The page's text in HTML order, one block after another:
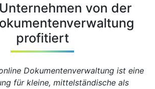
von der
profitiert
Dokumentenverwaltung ist eine
für kleine, mittelständische als